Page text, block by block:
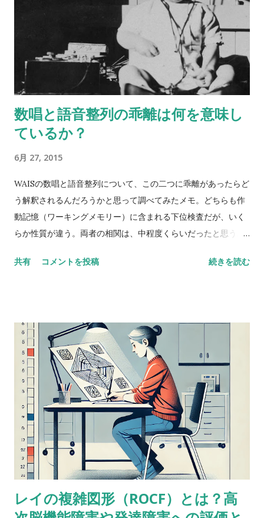
数唱と語音整列の乖離は何を意味し
ているか？
6月 27, 2015
WAISの数唱と語音整列について、この二つに乖離があったらど
う解釈されるんだろうかと思って調べてみたメモ。どちらも作
動記憶（ワーキングメモリー）に含まれる下位検査だが、いく
らか性質が違う。両者の相関は、中程度くらいだったと思う。
sequencing とある海外の掲示板（？）でのやりとり。 一方が
４点以上の乖離（discrepancy）があった場合は？ 実施した
ばかりのアセスメントを詳しく考えてみると、言葉の受容と表
出が明らかに難しいケースだったけど、視空間スキルと処理速
度はまったく問題なく保たれていた。-Miriam という問題提起
に対するスレッドのようだ。 私も以前に何度か同じようなパタ
ーンに出会ったことがあって似たようなことを考えたことがあ
るけど、ぜんぜん専門外だったから。あなたももう考えてるだ
ろうけど、語音整列はたぶんより複雑な課題だと思う。という
のも、数唱のように単に数字を扱うんじゃなくって、（文字と
数字という）二種類の情報を使ってそれを切り替えながら作業
しなきゃいけないから。被験者が教示を理解して、すべてをす
っかり頭に入れることができたという手応えはありました
共有 コメントを投稿 続きを読む
レイの複雑図形（ROCF）とは？高